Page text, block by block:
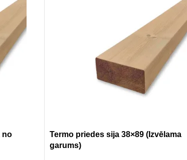
no
Termo priedes sija 38×89 (Izvēlama
garums)